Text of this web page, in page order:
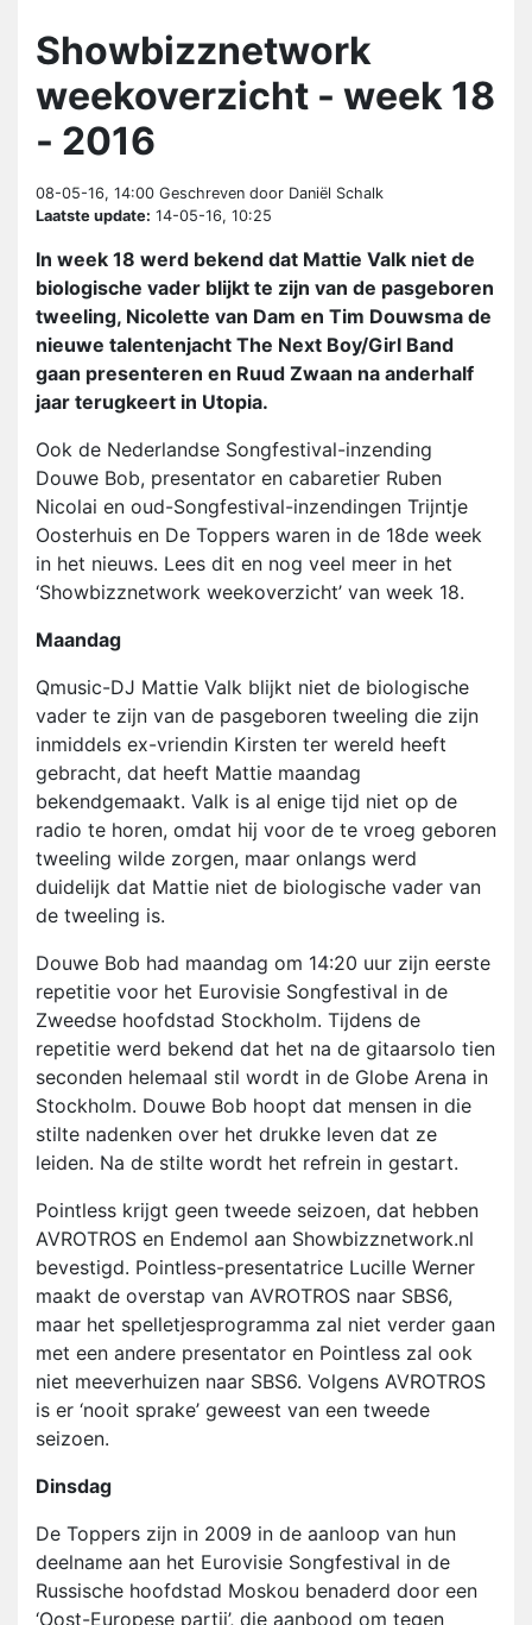
Showbizznetwork
weekoverzicht - week 18
- 2016
08-05-16, 14:00 Geschreven door Daniël Schalk
Laatste update: 14-05-16, 10:25
In week 18 werd bekend dat Mattie Valk niet de
biologische vader blijkt te zijn van de pasgeboren
tweeling, Nicolette van Dam en Tim Douwsma de
nieuwe talentenjacht The Next Boy/Girl Band
gaan presenteren en Ruud Zwaan na anderhalf
jaar terugkeert in Utopia.
Ook de Nederlandse Songfestival-inzending
Douwe Bob, presentator en cabaretier Ruben
Nicolai en oud-Songfestival-inzendingen Trijntje
Oosterhuis en De Toppers waren in de 18de week
in het nieuws. Lees dit en nog veel meer in het
‘Showbizznetwork weekoverzicht’ van week 18.
Maandag
Qmusic-DJ Mattie Valk blijkt niet de biologische
vader te zijn van de pasgeboren tweeling die zijn
inmiddels ex-vriendin Kirsten ter wereld heeft
gebracht, dat heeft Mattie maandag
bekendgemaakt. Valk is al enige tijd niet op de
radio te horen, omdat hij voor de te vroeg geboren
tweeling wilde zorgen, maar onlangs werd
duidelijk dat Mattie niet de biologische vader van
de tweeling is.
Douwe Bob had maandag om 14:20 uur zijn eerste
repetitie voor het Eurovisie Songfestival in de
Zweedse hoofdstad Stockholm. Tijdens de
repetitie werd bekend dat het na de gitaarsolo tien
seconden helemaal stil wordt in de Globe Arena in
Stockholm. Douwe Bob hoopt dat mensen in die
stilte nadenken over het drukke leven dat ze
leiden. Na de stilte wordt het refrein in gestart.
Pointless krijgt geen tweede seizoen, dat hebben
AVROTROS en Endemol aan Showbizznetwork.nl
bevestigd. Pointless-presentatrice Lucille Werner
maakt de overstap van AVROTROS naar SBS6,
maar het spelletjesprogramma zal niet verder gaan
met een andere presentator en Pointless zal ook
niet meeverhuizen naar SBS6. Volgens AVROTROS
is er ‘nooit sprake’ geweest van een tweede
seizoen.
Dinsdag
De Toppers zijn in 2009 in de aanloop van hun
deelname aan het Eurovisie Songfestival in de
Russische hoofdstad Moskou benaderd door een
‘Oost-Europese partij’, die aanbood om tegen